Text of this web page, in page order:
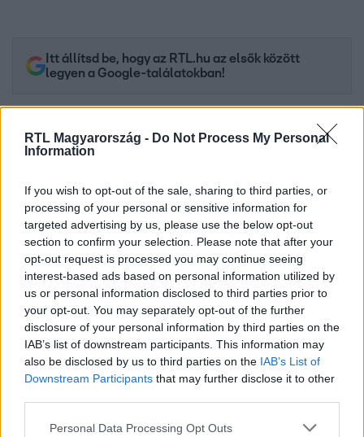
RTL Magyarország - Do Not Process My Personal
Information
If you wish to opt-out of the sale, sharing to third parties, or
processing of your personal or sensitive information for
targeted advertising by us, please use the below opt-out
section to confirm your selection. Please note that after your
opt-out request is processed you may continue seeing
interest-based ads based on personal information utilized by
us or personal information disclosed to third parties prior to
your opt-out. You may separately opt-out of the further
disclosure of your personal information by third parties on the
IAB’s list of downstream participants. This information may
also be disclosed by us to third parties on the IAB’s List of
Downstream Participants that may further disclose it to other
Please note that this website/app uses one or more Google
Personal Data Processing Opt Outs
Itt állítsd be, hogy az RTL.hu az elsők között
legyen a Google-találatokban!
Kövess minket, és értesülj a friss hírekről a
Facebookon is!
Követem